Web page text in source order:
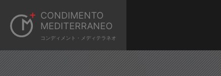
CONDIMENTO
MEDITERRANEO
コンディメント・メディテラネオ